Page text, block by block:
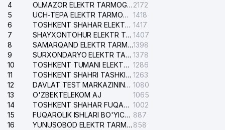
4
OLMAZOR ELEKTR TARMOG'I NOSOZLIKLARI XIZMATI2172
5
UCH-TEPA ELEKTR TARMOG'I NOSOZLIKLARI XIZMATI 1418
6
TOSHKENT SHAHAR ELEKTR TARMOQLARI KORXONASI AJ 1417
7
SHAYXONTOHUR ELEKTR TARMOG'I NOSOZLIKLARINI TUZATISH XIZMATI 1407
8
SAMARQAND ELEKTR TARMOQLARI AJ1398
9
SURXONDARYO ELEKTR TARMOQLARI AJ 1378
10
TOSHKENT TUMANI ELEKTR TARMOG'I AVARIYA XIZMATI 1286
11
TOSHKENT SHAHRI TASHKILOT TELEFONLARI HAQIDA MA'LUMOT BYUROSI 1263
12
DAVLAT TEST MARKAZINING ISHONCH TELEFONLARI 1080
13
O'ZBEKTELEKOM AJ
1065
14
TOSHKENT SHAHAR FUQAROLIK ISHLARI BO'YICHA SUDI 1002
15
FUQAROLIK ISHLARI BO'YICHA YAKKASAROY TUMANLARARO SUDI 887
16
YUNUSOBOD ELEKTR TARMOG'I NOSOZLIKLARI XIZMATI 858